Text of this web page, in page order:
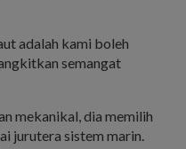
adalah kami boleh
semangat
mekanikal, dia memilih
jurutera sistem marin.